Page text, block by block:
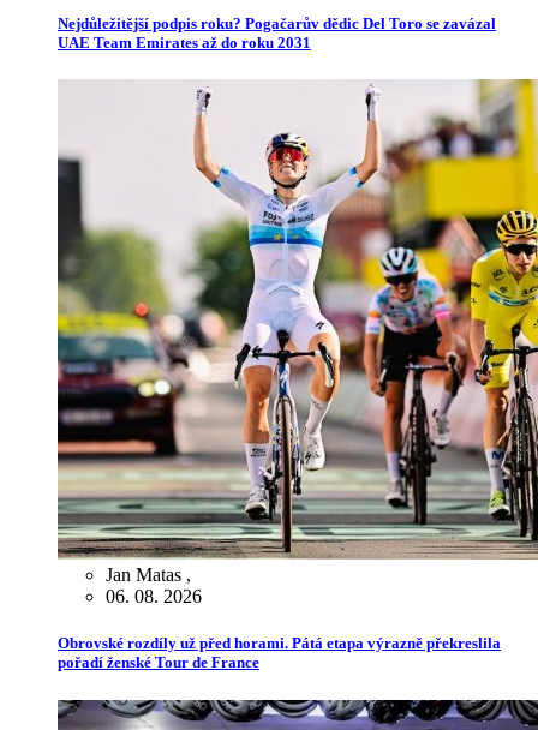
Nejdůležitější podpis roku? Pogačarův dědic Del Toro se zavázal
UAE Team Emirates až do roku 2031
Jan Matas ,
06. 08. 2026
Obrovské rozdíly už před horami. Pátá etapa výrazně překreslila
pořadí ženské Tour de France